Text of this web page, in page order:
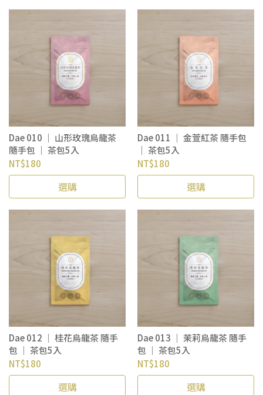
Dae 010 ｜ 山形玫瑰烏龍茶
隨手包 ｜ 茶包5入
NT$180
選購
Dae 011 ｜ 金萱紅茶 隨手包
｜ 茶包5入
NT$180
選購
Dae 012 ｜ 桂花烏龍茶 隨手
包 ｜ 茶包5入
NT$180
選購
Dae 013 ｜ 茉莉烏龍茶 隨手
包 ｜ 茶包5入
NT$180
選購